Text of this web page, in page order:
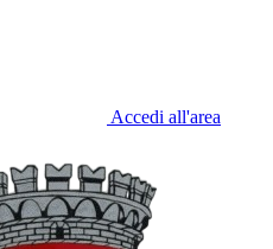
Accedi all'area